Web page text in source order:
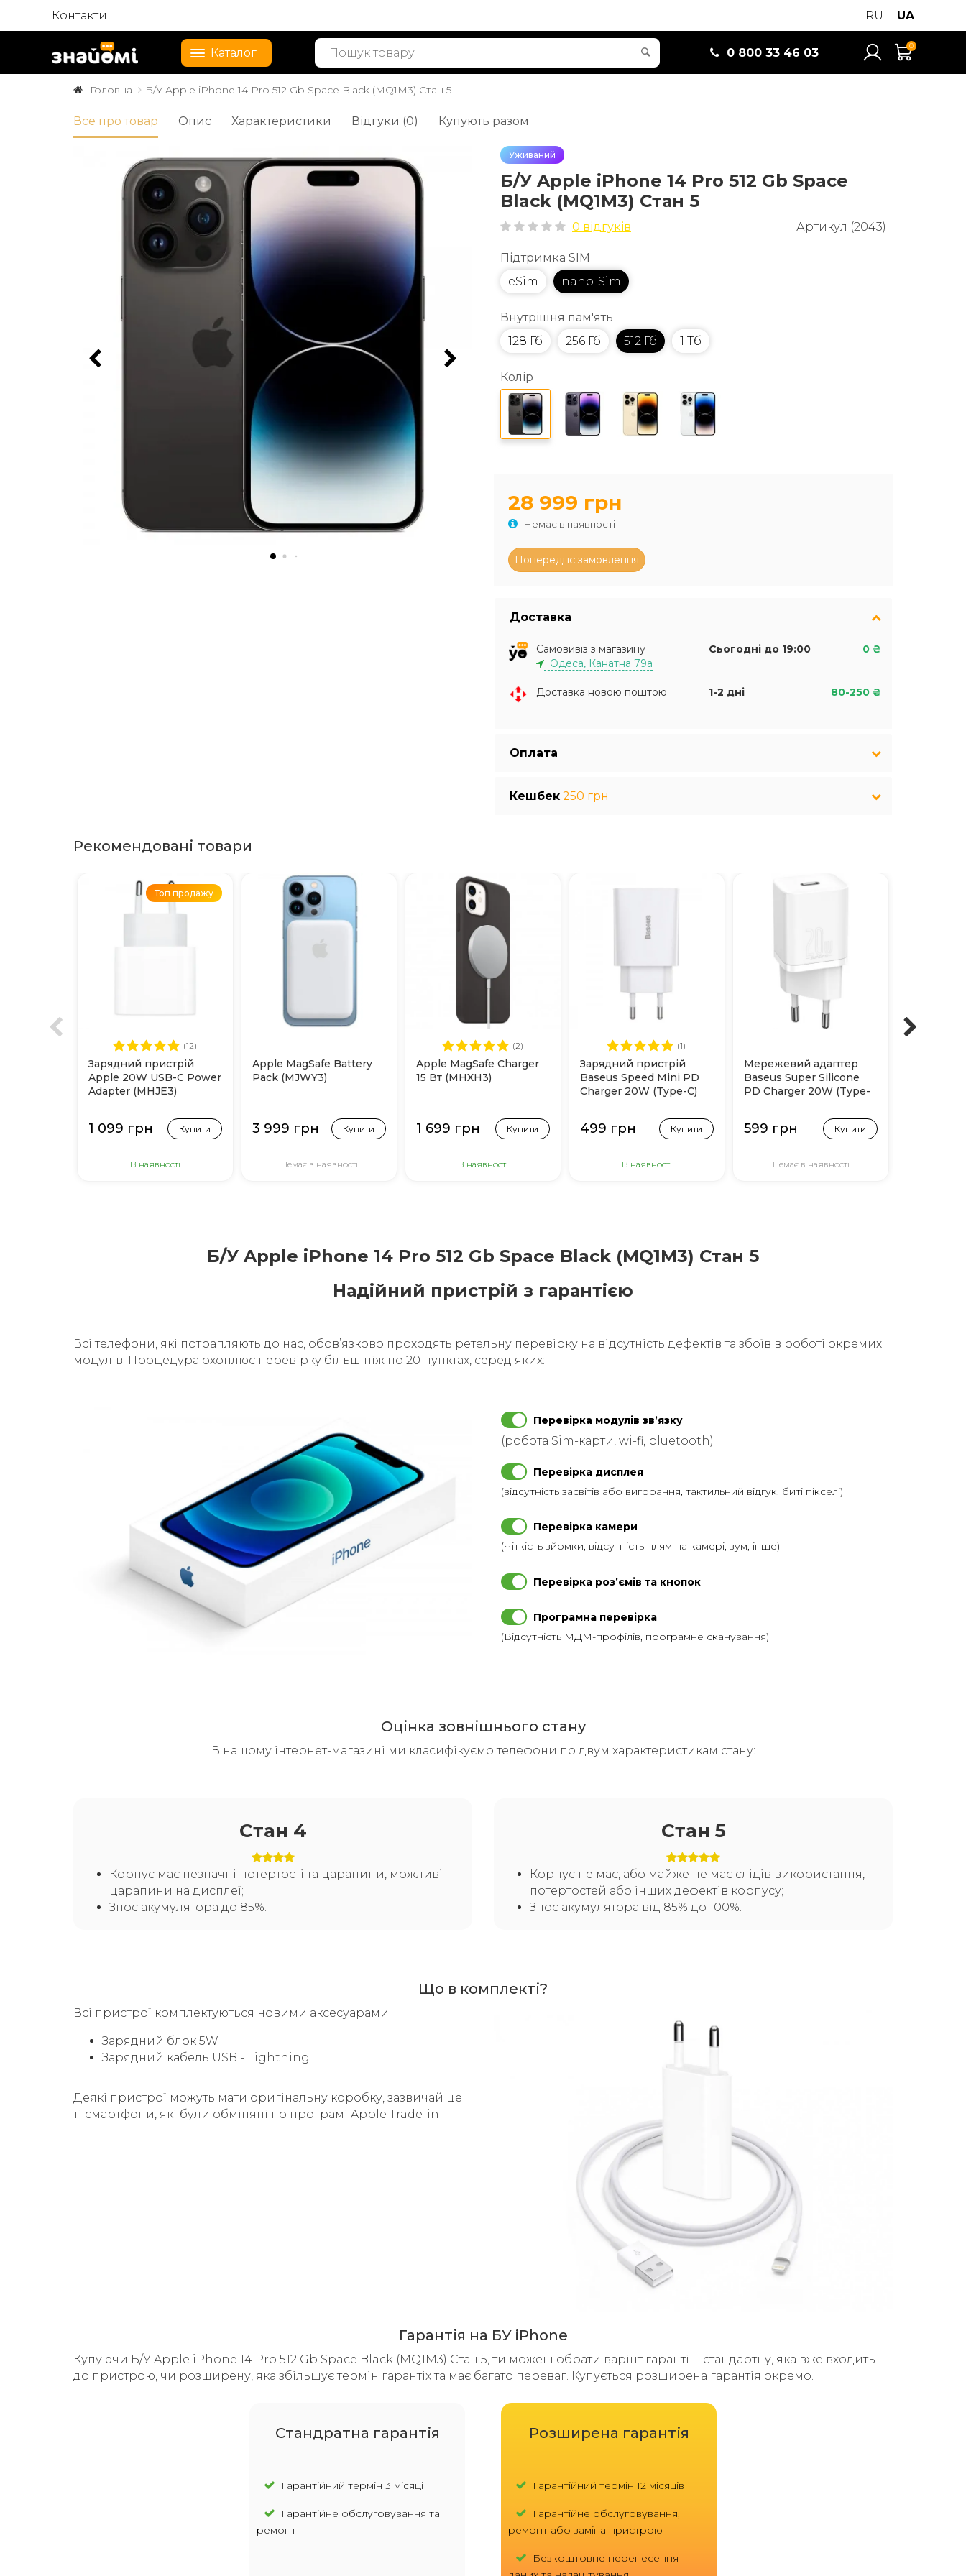
Контакти RU UA
Каталог 0 800 33 46 03
0
Головна Б/У Apple iPhone 14 Pro 512 Gb Space Black (MQ1M3) Стан 5
Все про товар Опис Характеристики Відгуки (0) Купують разом
Уживаний
Б/У Apple iPhone 14 Pro 512 Gb Space
Black (MQ1M3) Стан 5
0 відгуків Артикул (2043)
Підтримка SIM
eSim
nano-Sim
Внутрішня пам'ять
128 Гб
256 Гб 512 Гб 1 Тб
Колір
28 999 грн
Немає в наявності
Доставка
Самовивіз з магазину
Одеса, Канатна 79а
Сьогодні до 19:00 0 ₴
Доставка новою поштою 1-2 дні 80-250 ₴
Оплата
Кешбек 250 грн
Рекомендовані товари
Топ продажу
(12)
Зарядний пристрій
Apple 20W USB-C Power
Adapter (MHJE3)
1 099 грн Купити
В наявності
Apple MagSafe Battery
Pack (MJWY3)
3 999 грн Купити
Немає в наявності
(2)
Apple MagSafe Charger
15 Вт (MHXH3)
1 699 грн Купити
В наявності
(1)
Зарядний пристрій
Baseus Speed Mini PD
Charger 20W (Type-C)
499 грн Купити
В наявності
Мережевий адаптер
Baseus Super Silicone
PD Charger 20W (Type-
599 грн Купити
Немає в наявності
Б/У Apple iPhone 14 Pro 512 Gb Space Black (MQ1M3) Стан 5
Надійний пристрій з гарантією
Всі телефони, які потрапляють до нас, обовʼязково проходять ретельну перевірку на відсутність дефектів та збоїв в роботі окремих
модулів. Процедура охоплює перевірку більш ніж по 20 пунктах, серед яких:
Перевірка модулів звʼязку
(робота Sim-карти, wi-fi, bluetooth)
Перевірка дисплея
(відсутність засвітів або вигорання, тактильний відгук, биті пікселі)
Перевірка камери
(Чіткість зйомки, відсутність плям на камері, зум, інше)
Перевірка розʼємів та кнопок
Програмна перевірка
(Відсутність МДМ-профілів, програмне сканування)
Оцінка зовнішнього стану
В нашому інтернет-магазині ми класифікуємо телефони по двум характеристикам стану:
Стан 4
Корпус має незначні потертості та царапини, можливі
царапини на дисплеї;
Знос акумулятора до 85%.
Стан 5
Корпус не має, або майже не має слідів використання,
потертостей або інших дефектів корпусу;
Знос акумулятора від 85% до 100%.
Що в комплекті?
Всі пристрої комплектуються новими аксесуарами:
Зарядний блок 5W
Зарядний кабель USB - Lightning
Деякі пристрої можуть мати оригінальну коробку, зазвичай це
ті смартфони, які були обміняні по програмі Apple Trade-in
Гарантія на БУ iPhone
Купуючи Б/У Apple iPhone 14 Pro 512 Gb Space Black (MQ1M3) Стан 5, ти можеш обрати варінт гарантії - стандартну, яка вже входить
до пристрою, чи розширену, яка збільшує термін гарантіх та має багато переваг. Купується розширена гарантія окремо.
Cтандратна гарантія
Гарантійний термін 3 місяці
Гарантійне обслуговування та
ремонт
Розширена гарантія
Гарантійний термін 12 місяців
Гарантійне обслуговування,
ремонт або заміна пристрою
Безкоштовне перенесення